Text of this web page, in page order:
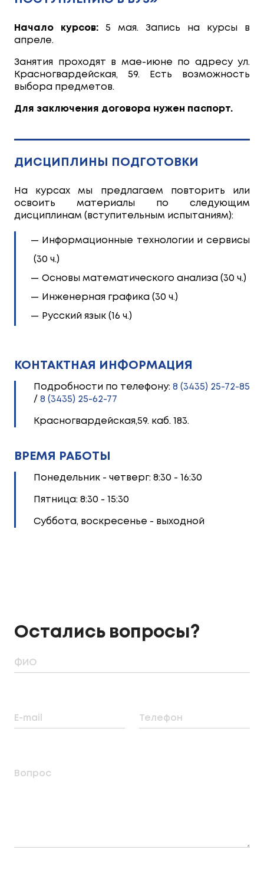
Начало курсов: 5 мая. Запись на курсы в
апреле.
Занятия проходят в мае-июне по адресу ул.
Красногвардейская, 59. Есть возможность
выбора предметов.
Для заключения договора нужен паспорт.
ДИСЦИПЛИНЫ ПОДГОТОВКИ
На курсах мы предлагаем повторить или
освоить материалы по следующим
дисциплинам (вступительным испытаниям):
Информационные технологии и сервисы
(30 ч.)
Основы математического анализа (30 ч.)
Инженерная графика (30 ч.)
Русский язык (16 ч.)
КОНТАКТНАЯ ИНФОРМАЦИЯ
Подробности по телефону: 8 (3435) 25-72-85
/ 8 (3435) 25-62-77
Красногвардейская,59. каб. 183.
ВРЕМЯ РАБОТЫ
Понедельник - четверг: 8:30 - 16:30
Пятница: 8:30 - 15:30
Суббота, воскресенье - выходной
Остались вопросы?
ФИО
E-mail Телефон
Вопрос